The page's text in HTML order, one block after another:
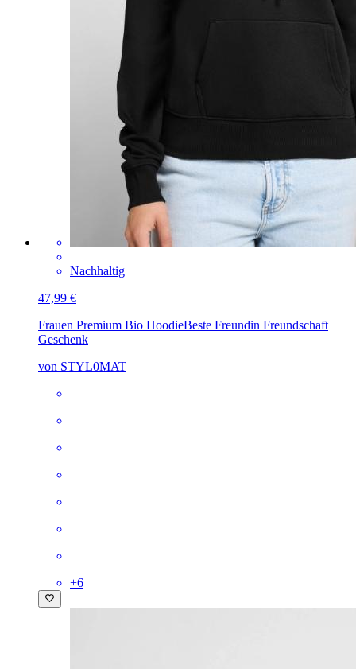
Nachhaltig
47,99 €
Frauen Premium Bio HoodieBeste Freundin Freundschaft
Geschenk
von STYL0MAT
+6